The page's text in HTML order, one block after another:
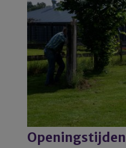
Openingstijden